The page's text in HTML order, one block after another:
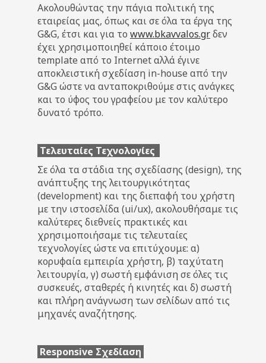
Ακολουθώντας την πάγια πολιτική της
εταιρείας μας, όπως και σε όλα τα έργα της
G&G, έτσι και για το www.bkavvalos.grδεν
έχει χρησιμοποιηθεί κάποιο έτοιμο
template από το Internet αλλά έγινε
αποκλειστική σχεδίαση in-house από την
G&G ώστε να ανταποκριθούμε στις ανάγκες
και το ύφος του γραφείου με τον καλύτερο
δυνατό τρόπο.
Τελευταίες Τεχνολογίες
Σε όλα τα στάδια της σχεδίασης (design), της
ανάπτυξης της λειτουργικότητας
(development) και της διεπαφή του χρήστη
με την ιστοσελίδα (ui/ux), ακολουθήσαμε τις
καλύτερες διεθνείς πρακτικές και
χρησιμοποιήσαμε τις τελευταίες
τεχνολογίες ώστε να επιτύχουμε: α)
κορυφαία εμπειρία χρήστη, β) ταχύτατη
λειτουργία, γ) σωστή εμφάνιση σε όλες τις
συσκευές, σταθερές ή κινητές και δ) σωστή
και πλήρη ανάγνωση των σελίδων από τις
μηχανές αναζήτησης.
Responsive Σχεδίαση